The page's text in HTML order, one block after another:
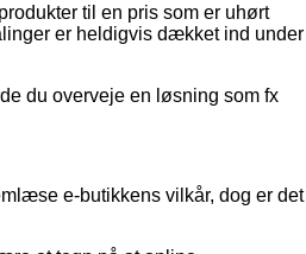
til en pris som er uhørt
er heldigvis dækket ind under
du overveje en løsning som fx
e-butikkens vilkår, dog er det